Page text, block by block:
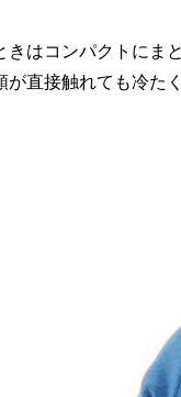
きはコンパクトにま
が直接触れても冷た